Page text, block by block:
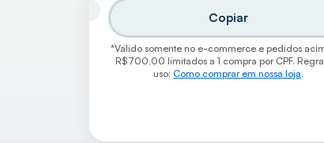
Copiar
*Válido somente no e-commerce e pedidos
R$700,00 limitados a 1 compra por CPF.
uso:Como comprar em nossa loja.